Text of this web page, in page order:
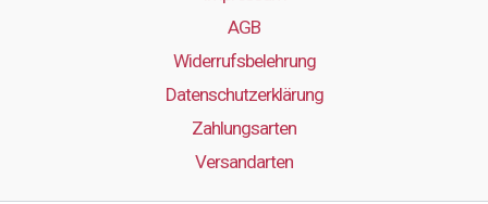
AGB
Widerrufsbelehrung
Datenschutzerklärung
Zahlungsarten
Versandarten